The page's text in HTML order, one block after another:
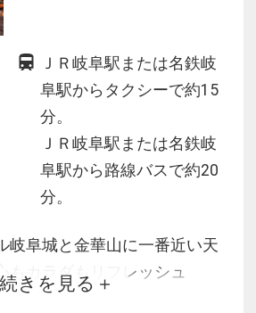
ＪＲ岐阜駅または名鉄岐
阜駅からタクシーで約15
分。
ＪＲ岐阜駅または名鉄岐
阜駅から路線バスで約20
分。
阜城と金華山に一番近い天
もカラダもリフレッシュ
人気温泉旅館ホテル250選、に
続きを見る